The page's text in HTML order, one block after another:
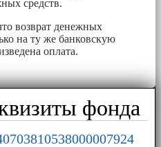
средств.
возврат денежных
на ту же банковскую
оплата.
фонда